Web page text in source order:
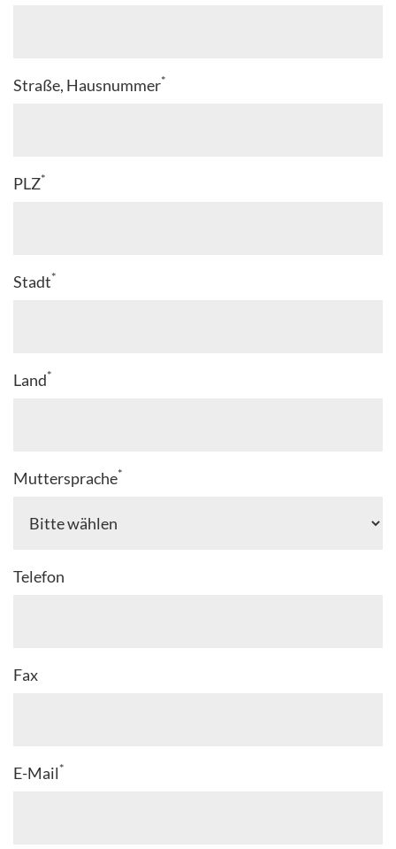
Straße, Hausnummer*
PLZ*
Stadt*
Land*
Muttersprache*
Telefon
Fax
E-Mail*